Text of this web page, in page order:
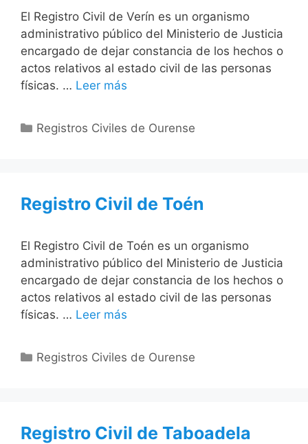
El Registro Civil de Verín es un organismo
administrativo público del Ministerio de Justicia
encargado de dejar constancia de los hechos o
actos relativos al estado civil de las personas
físicas. … Leer más
Categorías
Registros Civiles de Ourense
Registro Civil de Toén
El Registro Civil de Toén es un organismo
administrativo público del Ministerio de Justicia
encargado de dejar constancia de los hechos o
actos relativos al estado civil de las personas
físicas. … Leer más
Categorías
Registros Civiles de Ourense
Registro Civil de Taboadela